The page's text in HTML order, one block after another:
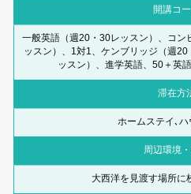
開講コ
一般英語（週20・30レッスン）、コン
ッスン）、1対1、ケンブリッジ（週
ッスン）、進学英語、50＋英
滞在方
ホームステイ､ハ
周辺環境
大西洋を見渡す場所に